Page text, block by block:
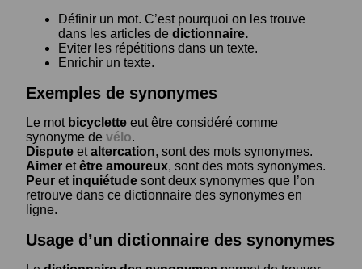
Définir un mot. C’est pourquoi on les trouve
dans les articles de dictionnaire.
Eviter les répétitions dans un texte.
Enrichir un texte.
Exemples de synonymes
Le mot bicyclette eut être considéré comme
synonyme de vélo.
Dispute etaltercation, sont des mots synonymes.
Aimer etêtre amoureux, sont des mots synonymes.
Peur et inquiétude sont deux synonymes que l’on
retrouve dans ce dictionnaire des synonymes en
ligne.
Usage d’un dictionnaire des synonymes